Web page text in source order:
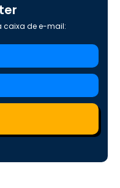
caixa de e-mail: